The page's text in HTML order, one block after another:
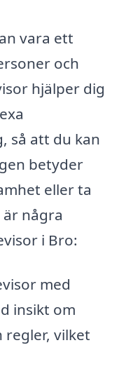
vara ett
och
hjälper dig
så att du kan
betyder
eller ta
några
i Bro:
med
insikt om
regler, vilket